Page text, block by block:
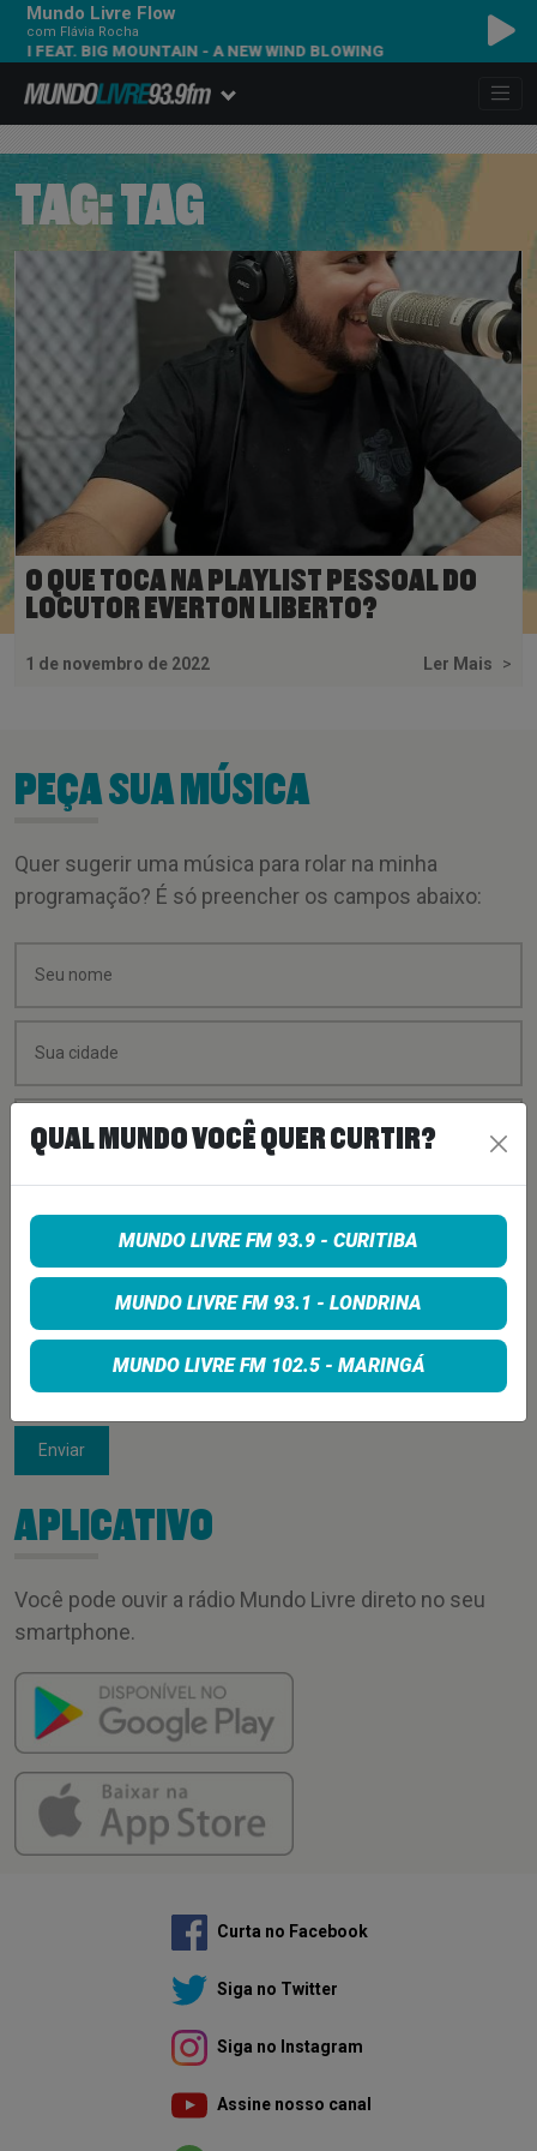
Mundo Livre Flow
com Flávia Rocha
BIG MOUNTAIN - A NEW WIND BLOWING
TAG:TAG
O QUE TOCA NA PLAYLIST PESSOAL DO
LOCUTOR EVERTON LIBERTO?
1 de novembro de 2022 Ler Mais >
PEÇA SUA MÚSICA
Quer sugerir uma música para rolar na minha
programação? É só preencher os campos abaixo:
Enviar
APLICATIVO
Você pode ouvir a rádio Mundo Livre direto no seu
smartphone.
Curta no Facebook
Siga no Twitter
Siga no Instagram
Assine nosso canal
QUAL MUNDO VOCÊ QUER CURTIR?
MUNDO LIVRE FM 93.9 - CURITIBA
MUNDO LIVRE FM 93.1 - LONDRINA
MUNDO LIVRE FM 102.5 - MARINGÁ